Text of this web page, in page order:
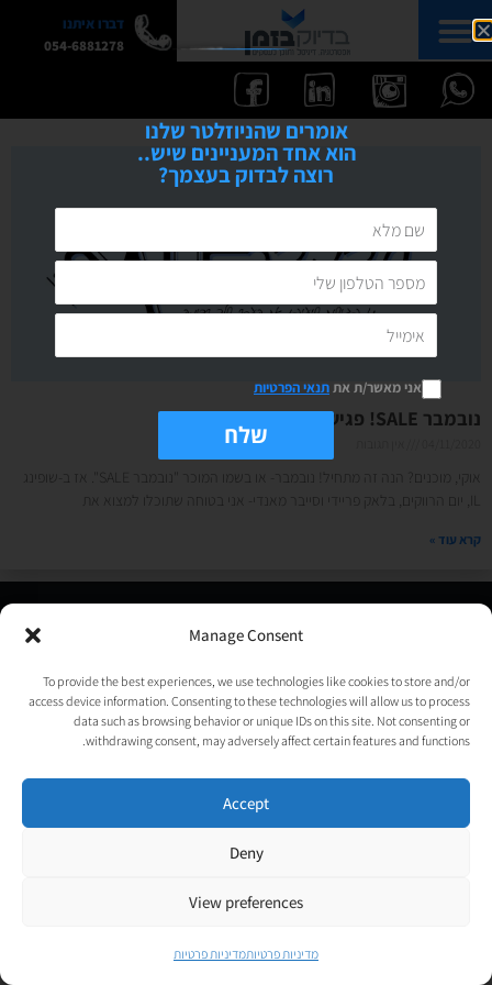
Manage Consent
To provide the best experiences, we use technologies like cookies to store and/or
access device information. Consenting to these technologies will allow us to process
data such as browsing behavior or unique IDs on this site. Not consenting or
withdrawing consent, may adversely affect certain features and functions.
Accept
Deny
View preferences
מדיניות פרטיותמדיניות פרטיות
דברו איתנו
054-6881278
נובמבר SALE! פגישות ייעוץ במחיר מיוחד
אוקי, מוכנים? הנה זה מתחיל! נובמבר- או בשמו המוכר "נובמבר SALE". אז ב-שופינג
קרא עוד »
, העסק החברתי לבניית אתרים | עיצוב וגרפיקה:
psycat
אומרים שהניוזלטר שלנו
הוא אחד המעניינים שיש..
רוצה לבדוק בעצמך?
אני מאשר/ת אתתנאי הפרטיות
שלח